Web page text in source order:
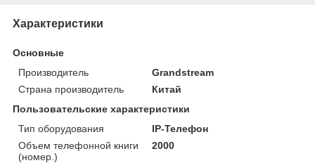
Характеристики
Основные
Производитель
Grandstream
Страна производитель
Китай
Пользовательские характеристики
Тип оборудования
IP-Телефон
Объем телефонной книги
(номер.)
2000